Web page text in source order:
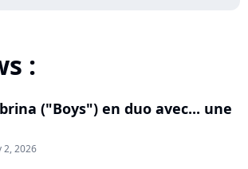
:
("Boys") en duo avec... une
2, 2026